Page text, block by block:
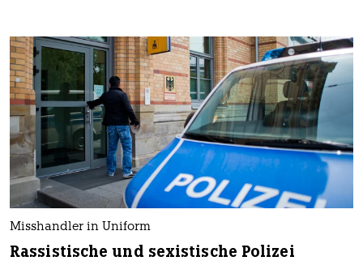
Misshandler in Uniform
Rassistische und sexistische Polizei